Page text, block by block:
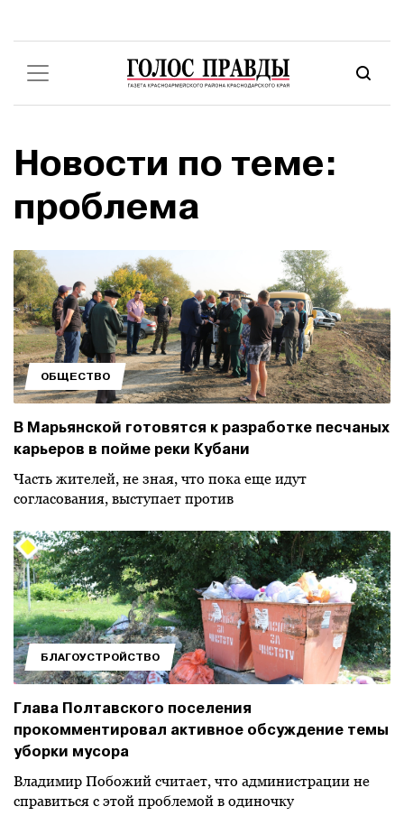
Новости по теме:
проблема
ОБЩЕСТВО
В Марьянской готовятся к разработке песчаных
карьеров в пойме реки Кубани
Часть жителей, не зная, что пока еще идут
согласования, выступает против
БЛАГОУСТРОЙСТВО
Глава Полтавского поселения
прокомментировал активное обсуждение темы
уборки мусора
Владимир Побожий считает, что администрации не
справиться с этой проблемой в одиночку